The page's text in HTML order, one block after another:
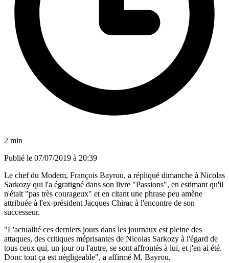
2 min
Publié le 07/07/2019 à 20:39
Le chef du Modem, François Bayrou, a répliqué dimanche à Nicolas
Sarkozy qui l'a égratigné dans son livre "Passions", en estimant qu'il
n'était "pas très courageux" et en citant une phrase peu amène
attribuée à l'ex-président Jacques Chirac à l'encontre de son
successeur.
"L'actualité ces derniers jours dans les journaux est pleine des
attaques, des critiques méprisantes de Nicolas Sarkozy à l'égard de
tous ceux qui, un jour ou l'autre, se sont affrontés à lui, et j'en ai été.
Donc tout ça est négligeable", a affirmé M. Bayrou.